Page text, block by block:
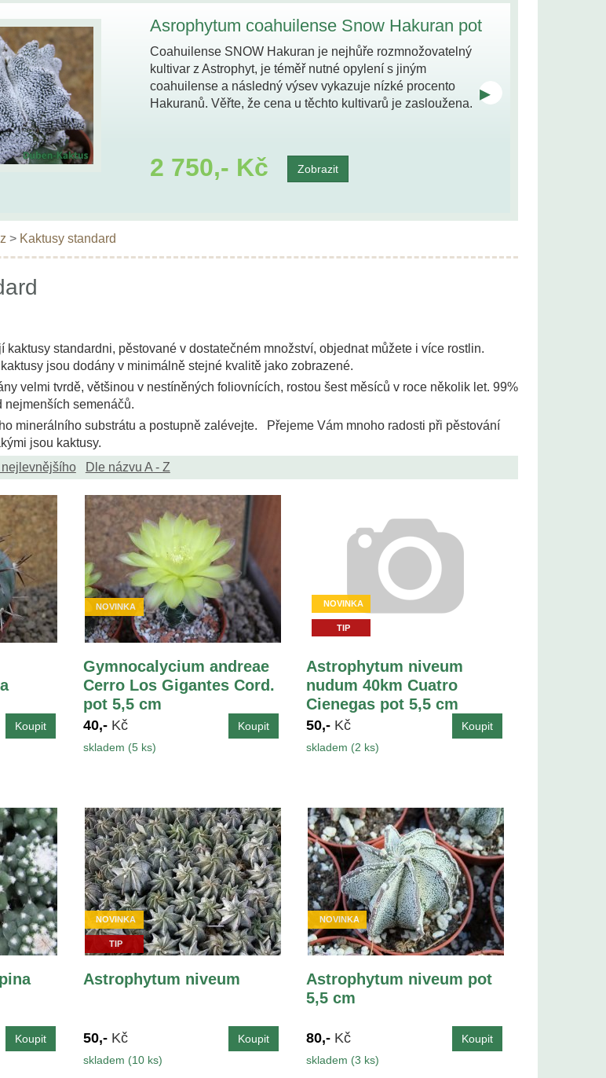
Asrophytum coahuilense Snow Hakuran pot
6,5…
Coahuilense SNOW Hakuran je nejhůře rozmnožovatelný
kultivar z Astrophyt, je téměř nutné opylení s jiným
coahuilense a následný výsev vykazuje nízké procento
Hakuranů. Věřte, že cena u těchto kultivarů je zasloužena.
2 750,- Kč Zobrazit
▸
> Kaktusy standard
kaktusy standardni, pěstované v dostatečném množství, objednat můžete i více rostlin.
jsou dodány v minimálně stejné kvalitě jako zobrazené.
velmi tvrdě, většinou v nestíněných foliovnících, rostou šest měsíců v roce několik let. 99%
nejmenších semenáčů.
minerálního substrátu a postupně zalévejte. Přejeme Vám mnoho radosti při pěstování
jsou kaktusy.
nejlevnějšího Dle názvu A - Z
NOVINKA
Gymnocalycium andreae
Cerro Los Gigantes Cord.
pot 5,5 cm
40,- Kč
skladem (5 ks)
NOVINKA
TIP
Astrophytum niveum
nudum 40km Cuatro
Cienegas pot 5,5 cm
50,- Kč
skladem (2 ks)
NOVINKA
TIP
Astrophytum niveum
50,- Kč
skladem (10 ks)
NOVINKA
Astrophytum niveum pot
5,5 cm
80,- Kč
skladem (3 ks)